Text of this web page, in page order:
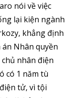
nói về việc
lại kiện ngành
khẳng định
án Nhân quyền
nhân điện
có 1 năm tù
tử, vì tội